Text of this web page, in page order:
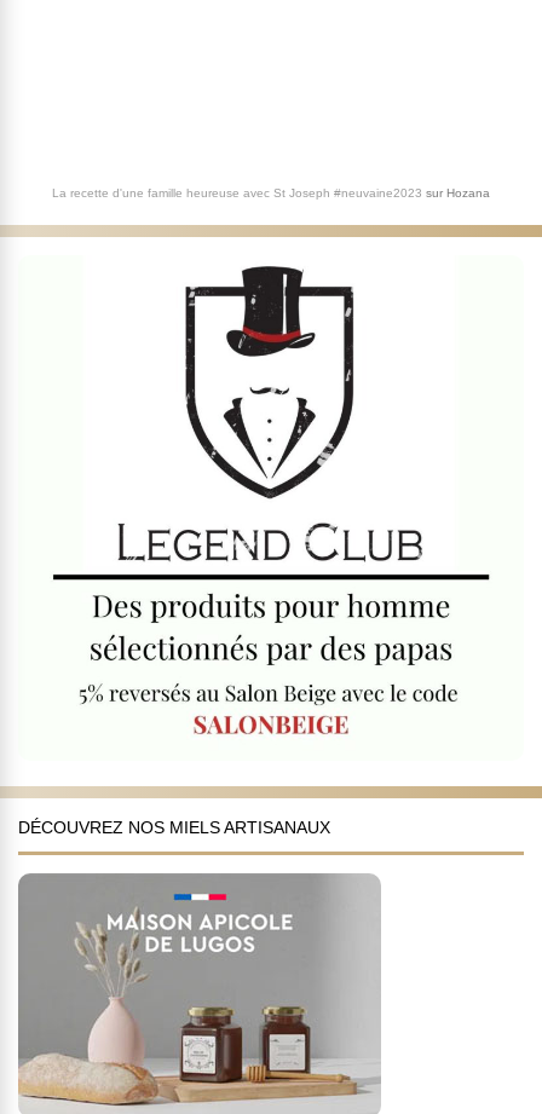
La recette d'une famille heureuse avec St Joseph #neuvaine2023 sur Hozana
DÉCOUVREZ NOS MIELS ARTISANAUX